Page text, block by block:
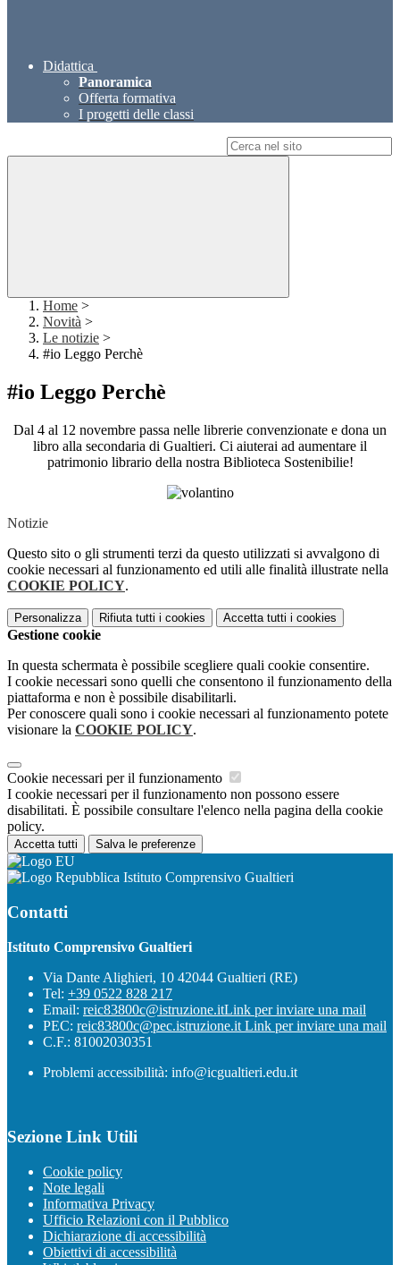
Didattica
Panoramica
Offerta formativa
I progetti delle classi
Home >
Novità >
Le notizie >
#io Leggo Perchè
#io Leggo Perchè
Dal 4 al 12 novembre passa nelle librerie convenzionate e dona un
libro alla secondaria di Gualtieri. Ci aiuterai ad aumentare il
patrimonio librario della nostra Biblioteca Sostenibilie!
Notizie
Questo sito o gli strumenti terzi da questo utilizzati si avvalgono di
cookie necessari al funzionamento ed utili alle finalità illustrate nella
COOKIE POLICY.
Personalizza Rifiuta tutti i cookies Accetta tutti i cookies
Gestione cookie
In questa schermata è possibile scegliere quali cookie consentire.
I cookie necessari sono quelli che consentono il funzionamento della
piattaforma e non è possibile disabilitarli.
Per conoscere quali sono i cookie necessari al funzionamento potete
visionare la COOKIE POLICY.
Cookie necessari per il funzionamento
I cookie necessari per il funzionamento non possono essere
disabilitati. È possibile consultare l'elenco nella pagina della cookie
policy.
Accetta tutti Salva le preferenze
Istituto Comprensivo Gualtieri
Contatti
Istituto Comprensivo Gualtieri
Via Dante Alighieri, 10 42044 Gualtieri (RE)
Tel: +39 0522 828 217
Email: reic83800c@istruzione.itLink per inviare una mail
PEC: reic83800c@pec.istruzione.it Link per inviare una mail
C.F.: 81002030351
Problemi accessibilità: info@icgualtieri.edu.it
Sezione Link Utili
Cookie policy
Note legali
Informativa Privacy
Ufficio Relazioni con il Pubblico
Dichiarazione di accessibilità
Obiettivi di accessibilità